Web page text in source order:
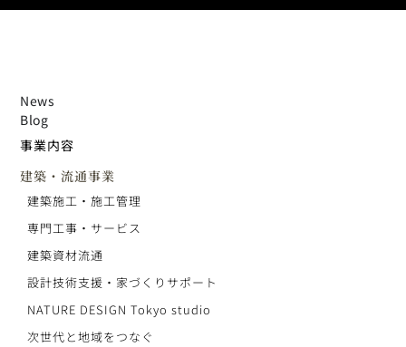
News
Blog
事業内容
建築・流通事業
建築施工・施工管理
専門工事・サービス
建築資材流通
設計技術支援・家づくりサポート
NATURE DESIGN Tokyo studio
次世代と地域をつなぐ